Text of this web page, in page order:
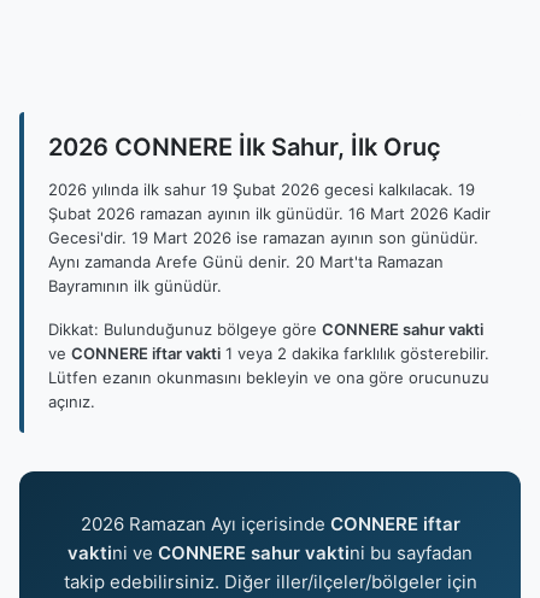
2026 CONNERE İlk Sahur, İlk Oruç
2026 yılında ilk sahur 19 Şubat 2026 gecesi kalkılacak. 19
Şubat 2026 ramazan ayının ilk günüdür. 16 Mart 2026 Kadir
Gecesi'dir. 19 Mart 2026 ise ramazan ayının son günüdür.
Aynı zamanda Arefe Günü denir. 20 Mart'ta Ramazan
Bayramının ilk günüdür.
Dikkat: Bulunduğunuz bölgeye göre CONNERE sahur vakti
ve CONNERE iftar vakti 1 veya 2 dakika farklılık gösterebilir.
Lütfen ezanın okunmasını bekleyin ve ona göre orucunuzu
açınız.
2026 Ramazan Ayı içerisinde CONNERE iftar
vaktini ve CONNERE sahur vaktini bu sayfadan
takip edebilirsiniz. Diğer iller/ilçeler/bölgeler için